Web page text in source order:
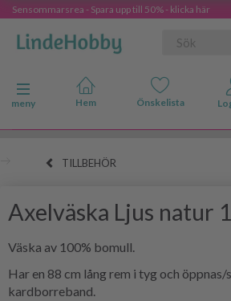
Sensommarsrea - Spara upp till 50% - klicka här
Ändra navigering
meny
TILLBEHÖR
Axelväska Ljus natur
Väska av 100% bomull.
Har en 88 cm lång rem i tyg och
kardborreband.